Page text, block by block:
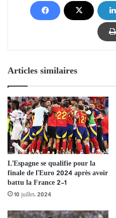
Articles similaires
L’Espagne se qualifie pour la
finale de l’Euro 2024 après avoir
battu la France 2-1
10 juillet، 2024